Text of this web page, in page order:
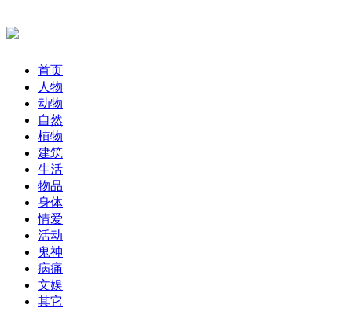
首页
人物
动物
自然
植物
建筑
生活
物品
身体
情爱
活动
鬼神
病痛
文娱
其它